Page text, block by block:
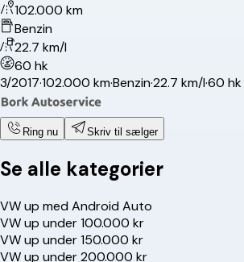
102.000 km
Benzin
22.7 km/l
60 hk
3/2017·102.000 km·Benzin·22.7 km/l·60 hk
Ring nu Skriv til sælger
Se alle kategorier
VW up med Android Auto
VW up under 100.000 kr
VW up under 150.000 kr
VW up under 200.000 kr